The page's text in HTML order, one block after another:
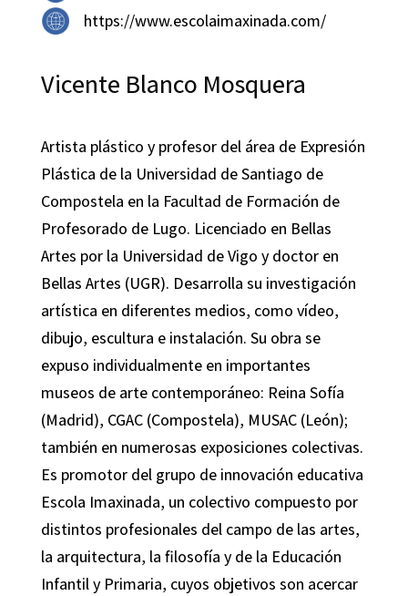
https://www.escolaimaxinada.com/
Vicente Blanco Mosquera
Artista plástico y profesor del área de Expresión
Plástica de la Universidad de Santiago de
Compostela en la Facultad de Formación de
Profesorado de Lugo. Licenciado en Bellas
Artes por la Universidad de Vigo y doctor en
Bellas Artes (UGR). Desarrolla su investigación
artística en diferentes medios, como vídeo,
dibujo, escultura e instalación. Su obra se
expuso individualmente en importantes
museos de arte contemporáneo: Reina Sofía
(Madrid), CGAC (Compostela), MUSAC (León);
también en numerosas exposiciones colectivas.
Es promotor del grupo de innovación educativa
Escola Imaxinada, un colectivo compuesto por
distintos profesionales del campo de las artes,
la arquitectura, la filosofía y de la Educación
Infantil y Primaria, cuyos objetivos son acercar